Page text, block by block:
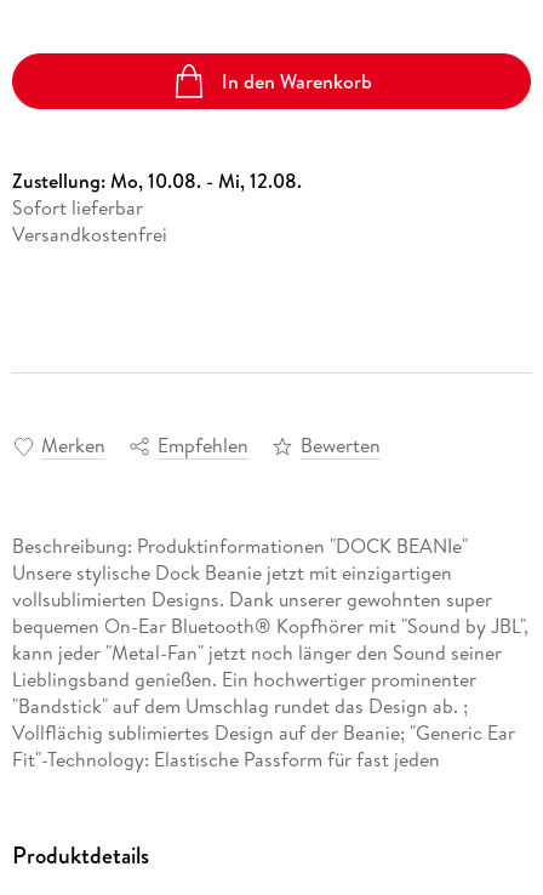
In den Warenkorb
Zustellung:Mo, 10.08. - Mi, 12.08.
Sofort lieferbar
Versandkostenfrei
Merken Empfehlen Bewerten
Beschreibung: Produktinformationen "DOCK BEANIe"
Unsere stylische Dock Beanie jetzt mit einzigartigen
vollsublimierten Designs. Dank unserer gewohnten super
bequemen On-Ear Bluetooth® Kopfhörer mit "Sound by JBL",
kann jeder "Metal-Fan" jetzt noch länger den Sound seiner
Lieblingsband genießen. Ein hochwertiger prominenter
"Bandstick" auf dem Umschlag rundet das Design ab. ;
Vollflächig sublimiertes Design auf der Beanie; "Generic Ear
Fit"-Technology: Elastische Passform für fast jeden
Maschinenwäsche (empfohlen Handwäsche) Materialien: 70%
Produktdetails